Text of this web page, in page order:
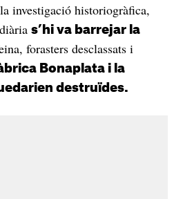
investigació historiogràfica,
s’hi va barrejar la
forasters desclassats i
Bonaplata i la
destruïdes.